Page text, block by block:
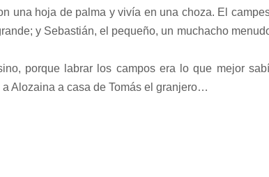
una hoja de palma y vivía en una choza. El
y Sebastián, el pequeño, un muchacho
porque labrar los campos era lo que mejor
Alozaina a casa de Tomás el granjero…